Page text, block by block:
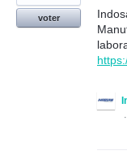
voter
·